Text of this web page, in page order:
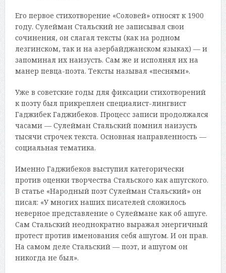
Его первое стихотворение «Соловей» относят к 1900
году. Сулейман Стальский не записывал свои
сочинения, он слагал тексты (как на родном
лезгинском, так и на азербайджанском языках) — и
запоминал их наизусть. Сам же и исполнял их на
манер певца-поэта. Тексты называл «песнями».
Уже в советские годы для фиксации стихотворений
к поэту был прикреплен специалист-лингвист
Гаджибек Гаджибеков. Процесс записи продолжался
часами — Сулейман Стальский помнил наизусть
тысячи строчек текста. Основная направленность —
социальная тематика.
Именно Гаджибеков выступил категорически
против оценки творчества Стальского как ашугского.
В статье «Народный поэт Сулейман Стальский» он
писал: «У многих наших писателей сложилось
неверное представление о Сулеймане как об ашуге.
Сам Стальский неоднократно выражал энергичный
протест против именования себя ашугом. И он прав.
На самом деле Стальский — поэт, и ашугом он
никогда не был».